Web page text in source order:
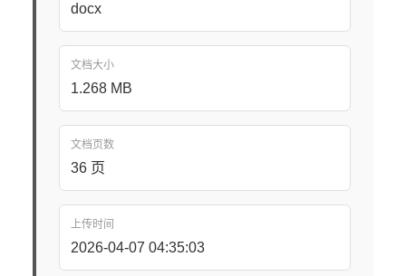
docx
文档大小
1.268 MB
文档页数
36 页
上传时间
2026-04-07 04:35:03